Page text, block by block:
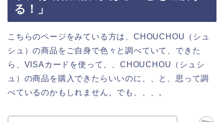
る！」
こちらのページをみている方は、CHOUCHOU（シュ
シュ）の商品をご自身で色々と調べていて、できた
ら、VISAカードを使って、、CHOUCHOU（シュシ
ュ）の商品を購入できたらいいのに、、と、思って調
べているのかもしれません。でも、、、。